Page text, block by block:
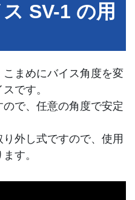
SV-1 の用
こまめにバイス角度を変
です。
ので、任意の角度で安定
外し式ですので、使用
す。